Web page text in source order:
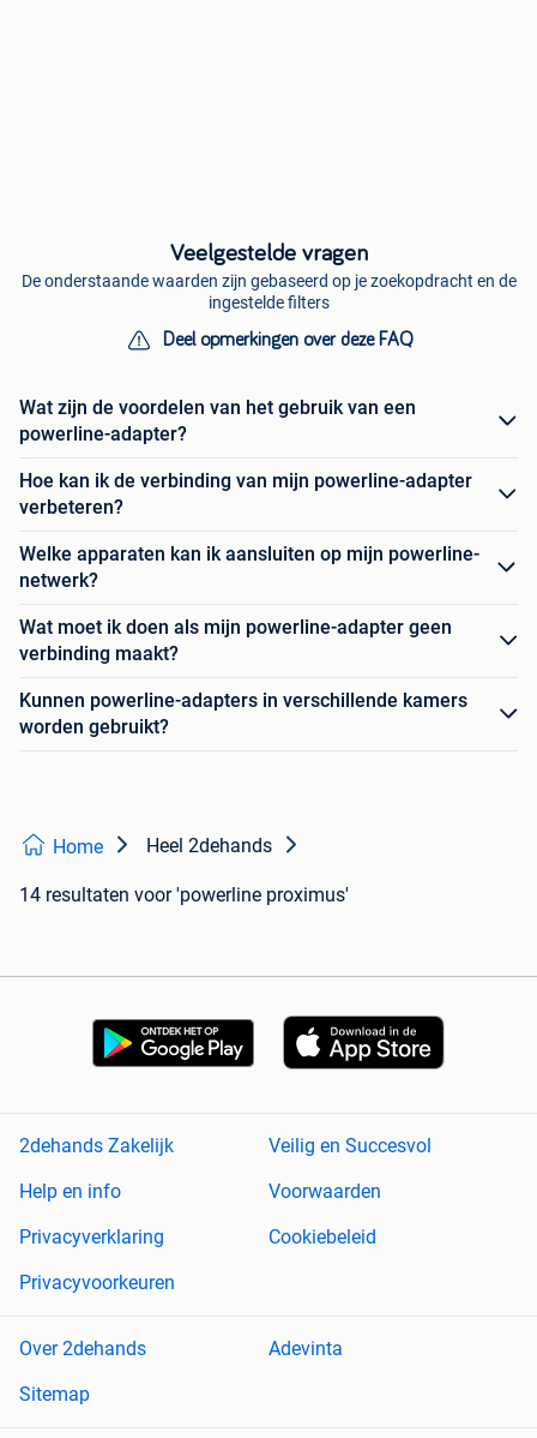
Veelgestelde vragen
De onderstaande waarden zijn gebaseerd op je zoekopdracht en de
ingestelde filters
Deel opmerkingen over deze FAQ
Wat zijn de voordelen van het gebruik van een
powerline-adapter?
Hoe kan ik de verbinding van mijn powerline-adapter
verbeteren?
Welke apparaten kan ik aansluiten op mijn powerline-
netwerk?
Wat moet ik doen als mijn powerline-adapter geen
verbinding maakt?
Kunnen powerline-adapters in verschillende kamers
worden gebruikt?
Home Heel 2dehands
14 resultaten voor 'powerline proximus'
2dehands Zakelijk
Veilig en Succesvol
Help en info
Voorwaarden
Privacyverklaring
Cookiebeleid
Privacyvoorkeuren
Over 2dehands
Adevinta
Sitemap